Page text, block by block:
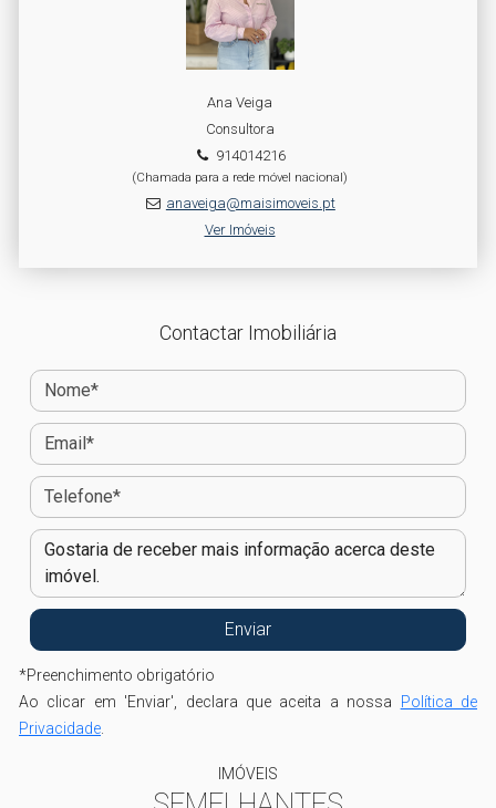
Ana Veiga
Consultora
914014216
(Chamada para a rede móvel nacional)
anaveiga@maisimoveis.pt
Ver Imóveis
Contactar Imobiliária
*Preenchimento obrigatório
Ao clicar em 'Enviar', declara que aceita a nossa Política de
Privacidade
IMÓVEIS